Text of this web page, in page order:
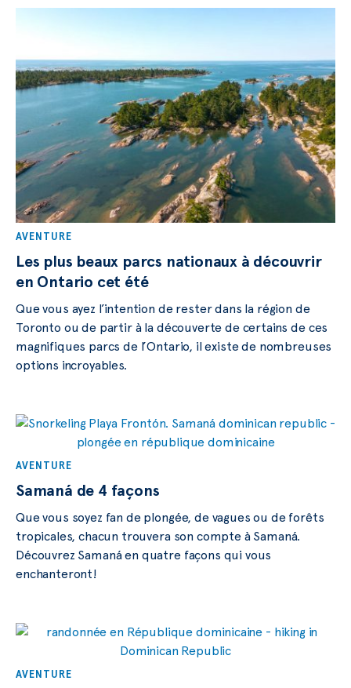
AVENTURE
Les plus beaux parcs nationaux à découvrir
en Ontario cet été
Que vous ayez l’intention de rester dans la région de
Toronto ou de partir à la découverte de certains de ces
magnifiques parcs de l’Ontario, il existe de nombreuses
options incroyables.
AVENTURE
Samaná de 4 façons
Que vous soyez fan de plongée, de vagues ou de forêts
tropicales, chacun trouvera son compte à Samaná.
Découvrez Samaná en quatre façons qui vous
enchanteront!
AVENTURE